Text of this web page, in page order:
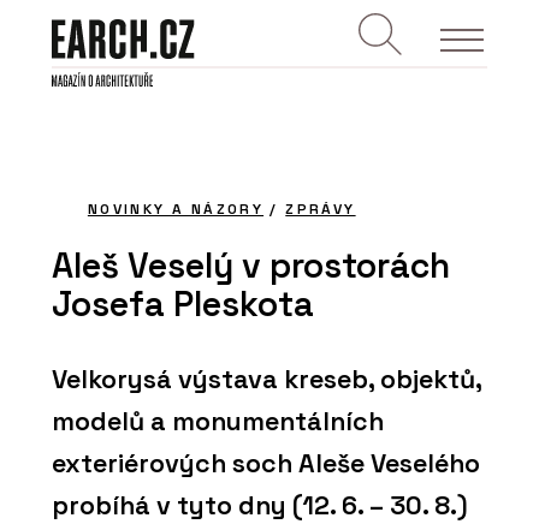
NOVINKY A NÁZORY /ZPRÁVY
Aleš Veselý v prostorách
Josefa Pleskota
Velkorysá výstava kreseb, objektů,
modelů a monumentálních
exteriérových soch Aleše Veselého
probíhá v tyto dny (12. 6. – 30. 8.)